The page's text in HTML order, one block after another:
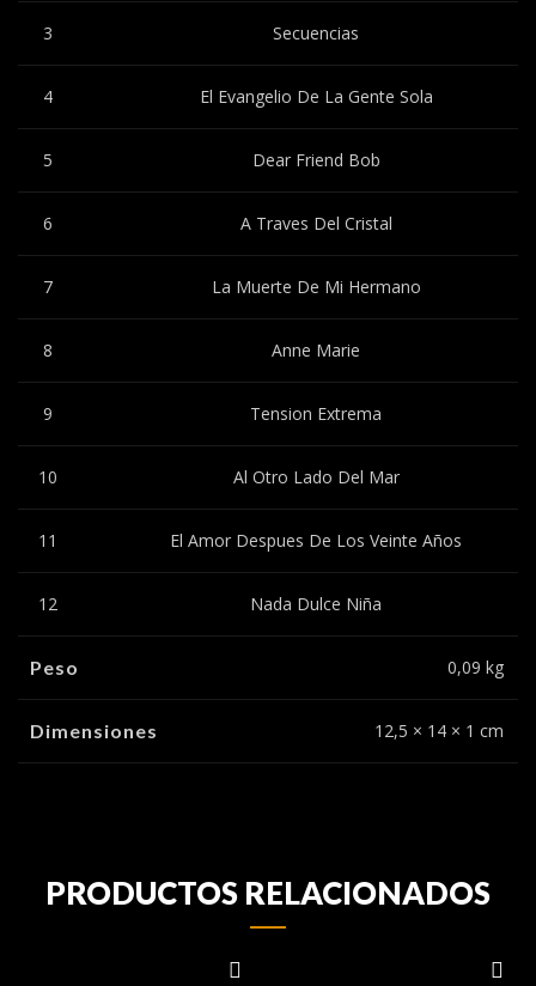
3 Secuencias
4 El Evangelio De La Gente Sola
5 Dear Friend Bob
6 A Traves Del Cristal
7 La Muerte De Mi Hermano
8 Anne Marie
9 Tension Extrema
10 Al Otro Lado Del Mar
11 El Amor Despues De Los Veinte Años
12 Nada Dulce Niña
Peso 0,09 kg
Dimensiones 12,5 × 14 × 1 cm
PRODUCTOS RELACIONADOS